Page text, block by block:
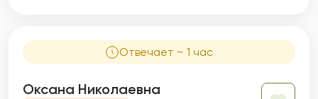
механизмы волевыми усилиями, терпением,
стараниями, но другие способы в обычной
Отвечает ~ 1 час
Оксана Николаевна